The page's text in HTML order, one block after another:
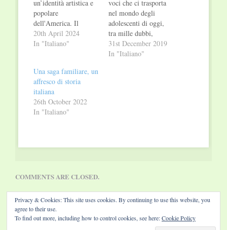
un’identità artistica e
popolare
dell'America. Il
moderno, la città, e
poi il tennis. Tratti
romanzo, da Copland
a Ravel, da Gershwin
a Schoenberg a
cimentarsi in una
lunga partita musicale,
20th April 2024
In "Italiano"
voci che ci trasporta
nel mondo degli
adolescenti di oggi,
tra mille dubbi,
sensazioni che
colpiscono alla bocca
31st December 2019
In "Italiano"
Una saga familiare, un
affresco di storia
italiana
26th October 2022
In "Italiano"
COMMENTS ARE CLOSED.
Privacy & Cookies: This site uses cookies. By continuing to use this website, you
agree to their use.
To find out more, including how to control cookies, see here:Cookie Policy